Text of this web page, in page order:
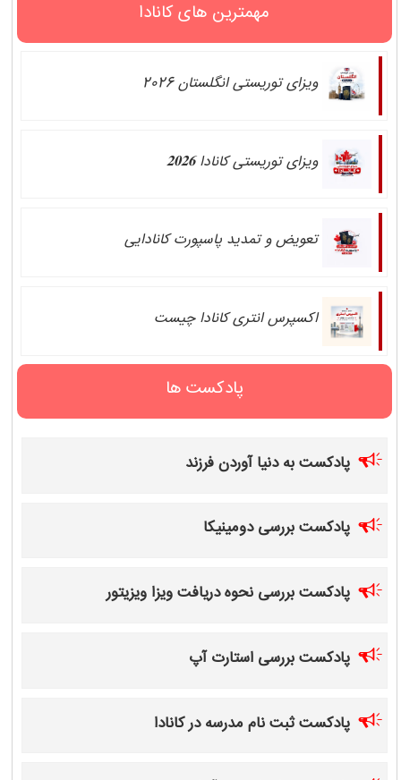
مهمترین های کانادا
ویزای توریستی انگلستان 2026
ویزای توریستی کانادا 𝟐𝟎𝟐𝟔
تعویض و تمدید پاسپورت کانادایی
اکسپرس انتری کانادا چیست
پادکست ها
پادکست به دنیا آوردن فرزند
پادکست بررسی دومینیکا
پادکست بررسی نحوه دریافت ویزا ویزیتور
پادکست بررسی استارت آپ
پادکست ثبت نام مدرسه در کانادا